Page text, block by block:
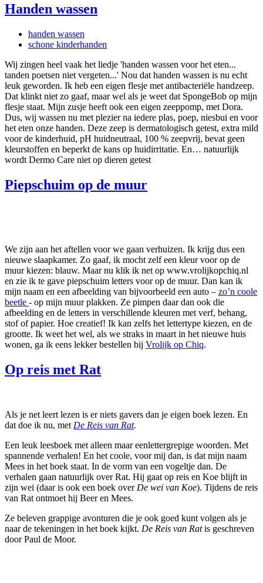
Handen wassen
handen wassen
schone kinderhanden
Wij zingen heel vaak het liedje 'handen wassen voor het eten...
tanden poetsen niet vergeten...' Nou dat handen wassen is nu echt
leuk geworden. Ik heb een eigen flesje met antibacteriële handzeep.
Dat klinkt niet zo gaaf, maar wel als je weet dat SpongeBob op mijn
flesje staat. Mijn zusje heeft ook een eigen zeeppomp, met Dora.
Dus, wij wassen nu met plezier na iedere plas, poep, niesbui en voor
het eten onze handen. Deze zeep is dermatologisch getest, extra mild
voor de kinderhuid, pH huidneutraal, 100 % zeepvrij, bevat geen
kleurstoffen en beperkt de kans op huidirritatie. En… natuurlijk
wordt Dermo Care niet op dieren getest
Piepschuim op de muur
We zijn aan het aftellen voor we gaan verhuizen. Ik krijg dus een
nieuwe slaapkamer. Zo gaaf, ik mocht zelf een kleur voor op de
muur kiezen: blauw. Maar nu klik ik net op www.vrolijkopchiq.nl
en zie ik te gave piepschuim letters voor op de muur. Dan kan ik
mijn naam en een afbeelding van bijvoorbeeld een auto – zo’n coole
beetle - op mijn muur plakken. Ze pimpen daar dan ook die
afbeelding en de letters in verschillende kleuren met verf, behang,
stof of papier. Hoe creatief! Ik kan zelfs het lettertype kiezen, en de
grootte. Ik weet het wel, als we straks in maart in het nieuwe huis
wonen, ga ik eens lekker bestellen bij Vrolijk op Chiq.
Op reis met Rat
Als je net leert lezen is er niets gavers dan je eigen boek lezen. En
dat doe ik nu, met De Reis van Rat.
Een leuk leesboek met alleen maar eenlettergrepige woorden. Met
spannende verhalen! En het coole, voor mij dan, is dat mijn naam
Mees in het boek staat. In de vorm van een vogeltje dan. De
verhalen gaan natuurlijk over Rat. Hij gaat op reis en Koe blijft in
zijn wei (daar is ook een boek over De wei van Koe). Tijdens de reis
van Rat ontmoet hij Beer en Mees.
Ze beleven grappige avonturen die je ook goed kunt volgen als je
naar de tekeningen in het boek kijkt. De Reis van Ratis geschreven
door Paul de Moor.